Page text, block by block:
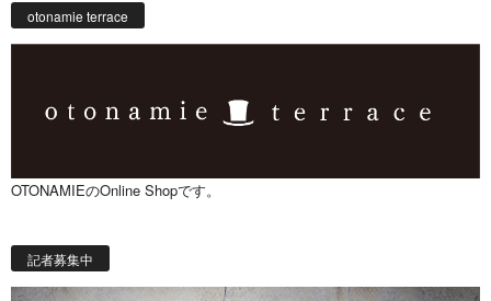
otonamie terrace
OTONAMIEのOnline Shopです。
記者募集中